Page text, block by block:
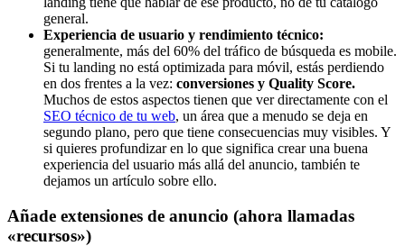
general.
Experiencia de usuario y rendimiento técnico:
generalmente, más del 60% del tráfico de búsqueda es mobile.
Si tu landing no está optimizada para móvil, estás perdiendo
en dos frentes a la vez: conversiones y Quality Score.
Muchos de estos aspectos tienen que ver directamente con el
SEO técnico de tu web, un área que a menudo se deja en
segundo plano, pero que tiene consecuencias muy visibles. Y
si quieres profundizar en lo que significa crear una buena
experiencia del usuario más allá del anuncio, también te
dejamos un artículo sobre ello.
Añade extensiones de anuncio (ahora llamadas
«recursos»)